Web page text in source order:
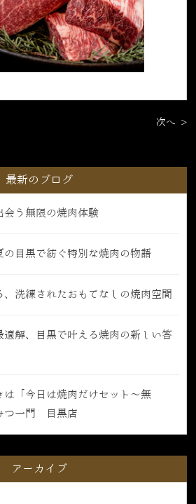
次へ >
最新のブログ
会う無限の焼肉体験
の目黒で紡ぐ特別な焼肉の物語
洗練されたおもてなしの焼肉空間
適解、目黒で叶える焼肉の新しい答
は「今日は焼肉だけセット〜無
つ一門 目黒店
アーカイブ